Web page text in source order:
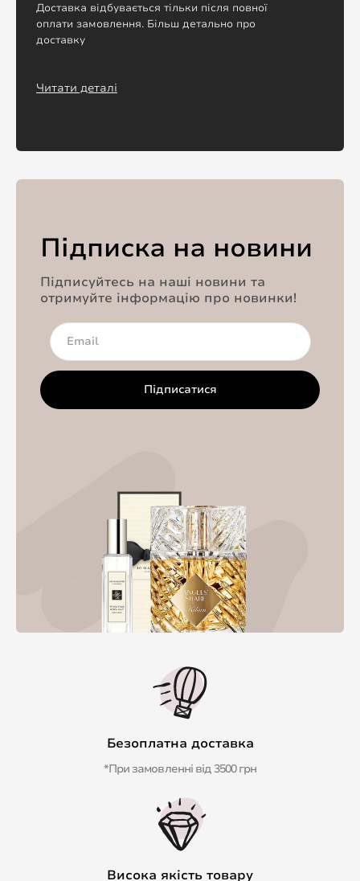
Доставка відбувається тільки після повної
оплати замовлення. Більш детально про
доставку
Читати деталі
Підписка на новини
Підписуйтесь на наші новини та
отримуйте інформацію про новинки!
Підписатися
Безоплатна доставка
*При замовленні від 3500 грн
Висока якість товару